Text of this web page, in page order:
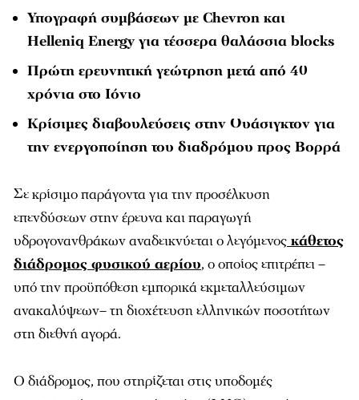
Υπογραφή συμβάσεων με Chevron και
Helleniq Energy για τέσσερα θαλάσσια blocks
Πρώτη ερευνητική γεώτρηση μετά από 40
χρόνια στο Ιόνιο
Κρίσιμες διαβουλεύσεις στην Ουάσιγκτον για
την ενεργοποίηση του διαδρόμου προς Βορρά
Σε κρίσιμο παράγοντα για την προσέλκυση
επενδύσεων στην έρευνα και παραγωγή
υδρογονανθράκων αναδεικνύεται ο λεγόμενος κάθετος
διάδρομος φυσικού αερίου, ο οποίος επιτρέπει –
υπό την προϋπόθεση εμπορικά εκμεταλλεύσιμων
ανακαλύψεων– τη διοχέτευση ελληνικών ποσοτήτων
στη διεθνή αγορά.
Ο διάδρομος, που στηρίζεται στις υποδομές